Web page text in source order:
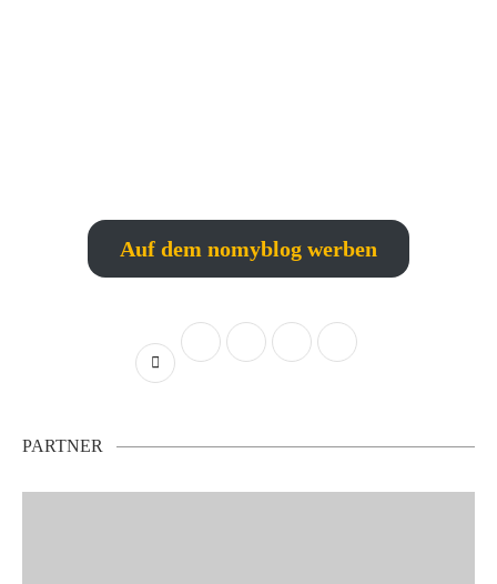
Auf dem nomyblog werben
PARTNER